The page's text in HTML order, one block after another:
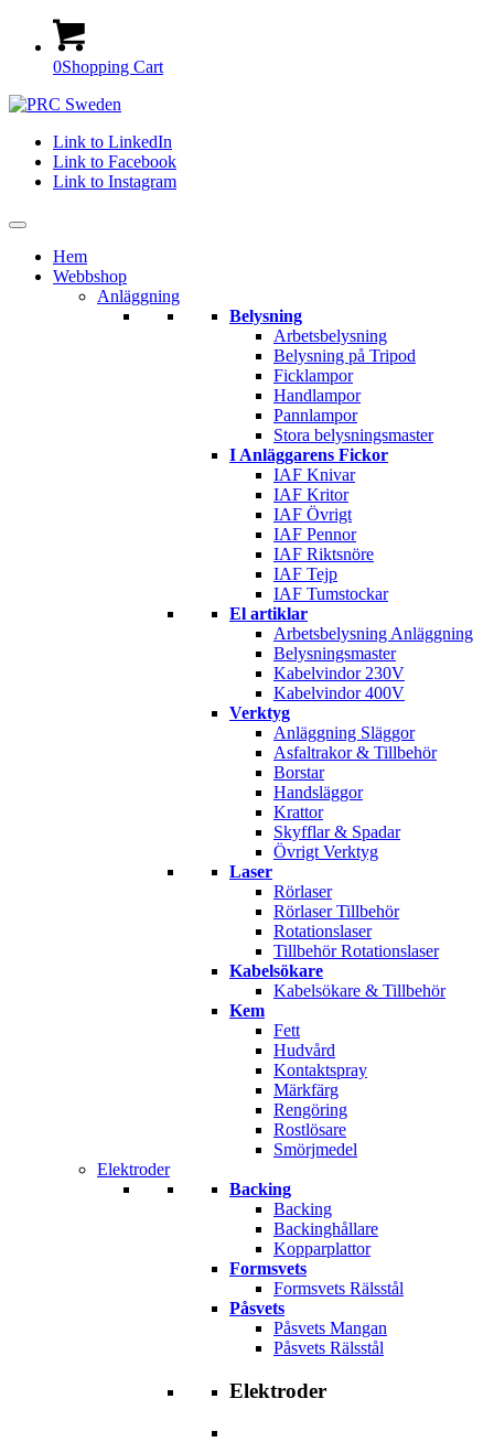
0Shopping Cart
Link to LinkedIn
Link to Facebook
Link to Instagram
Hem
Webbshop
Anläggning
Belysning
Arbetsbelysning
Belysning på Tripod
Ficklampor
Handlampor
Pannlampor
Stora belysningsmaster
I Anläggarens Fickor
IAF Knivar
IAF Kritor
IAF Övrigt
IAF Pennor
IAF Riktsnöre
IAF Tejp
IAF Tumstockar
El artiklar
Arbetsbelysning Anläggning
Belysningsmaster
Kabelvindor 230V
Kabelvindor 400V
Verktyg
Anläggning Släggor
Asfaltrakor & Tillbehör
Borstar
Handsläggor
Krattor
Skyfflar & Spadar
Övrigt Verktyg
Laser
Rörlaser
Rörlaser Tillbehör
Rotationslaser
Tillbehör Rotationslaser
Kabelsökare
Kabelsökare & Tillbehör
Kem
Fett
Hudvård
Kontaktspray
Märkfärg
Rengöring
Rostlösare
Smörjmedel
Elektroder
Backing
Backing
Backinghållare
Kopparplattor
Formsvets
Formsvets Rälsstål
Påsvets
Påsvets Mangan
Påsvets Rälsstål
Elektroder